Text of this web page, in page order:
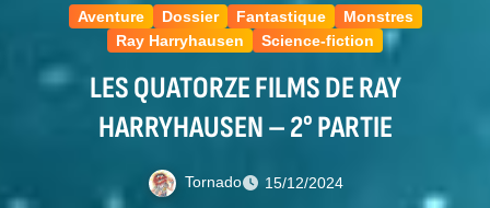
Aventure Dossier Fantastique
Monstres
Ray Harryhausen
Science-fiction
LES QUATORZE FILMS DE RAY
HARRYHAUSEN – 2° PARTIE
Tornado 15/12/2024